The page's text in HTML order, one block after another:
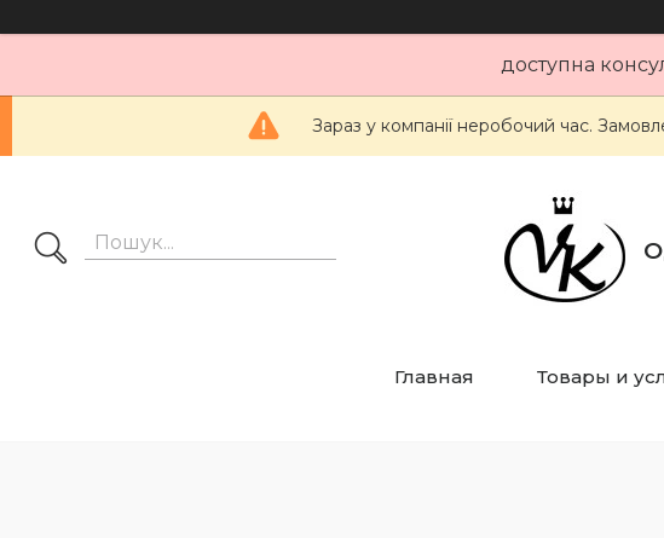
доступна
Зараз у компанії неробочий час.
Главная Товары и